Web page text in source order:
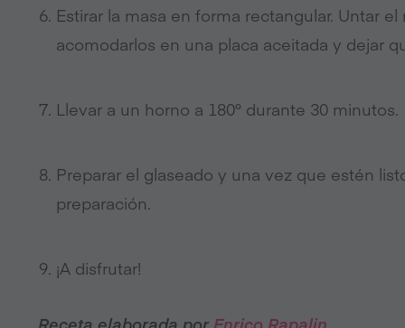
Estirar la masa en forma rectangular. Untar
acomodarlos en una placa aceitada y dejar
Llevar a un horno a 180° durante 30 minutos.
Preparar el glaseado y una vez que estén
preparación.
¡A disfrutar!